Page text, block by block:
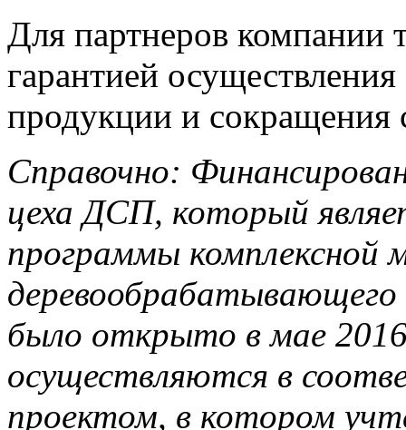
Для партнеров компании
гарантией
продукции и сокращения
Справочно:
цеха ДСП, который
программы комплексной
было открыто в мае
осуществляются в
проектом, в котором